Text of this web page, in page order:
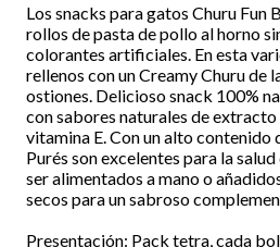
Los snacks para gatos Churu Fun
rollos de pasta de pollo al horno
colorantes artificiales. En esta
rellenos con un Creamy Churu de
ostiones. Delicioso snack 100%
con sabores naturales de
vitamina E. Con un alto contenido
Purés son excelentes para la
ser alimentados a mano o
secos para un sabroso
Presentación: Pack tetra, cada